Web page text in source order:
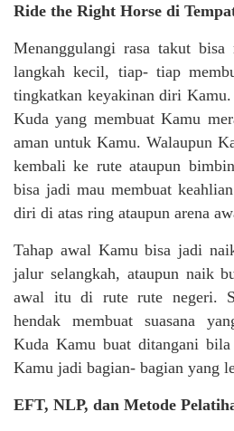
Ride the Right Horse di
Menanggulangi rasa takut bisa
langkah kecil, tiap- tiap
tingkatkan keyakinan diri
Kuda yang membuat Kamu
aman untuk Kamu. Walaupun
kembali ke rute ataupun
bisa jadi mau membuat
diri di atas ring ataupun arena
Tahap awal Kamu bisa jadi
jalur selangkah, ataupun naik
awal itu di rute rute negeri.
hendak membuat suasana
Kuda Kamu buat ditangani
Kamu jadi bagian- bagian yang
EFT, NLP, dan Metode